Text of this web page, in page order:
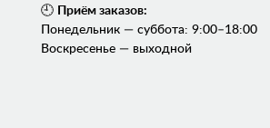
🕘 Приём заказов:
Понедельник — суббота: 9:00–18:00
Воскресенье — выходной